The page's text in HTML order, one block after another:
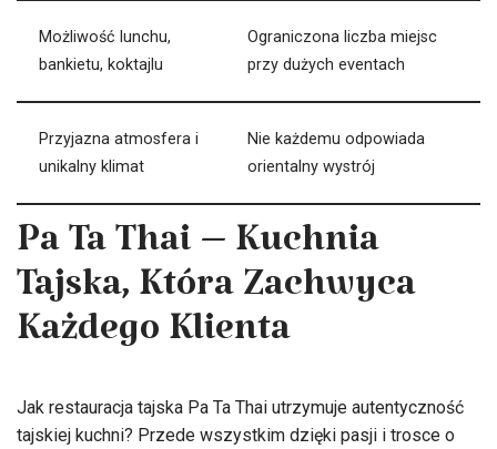
Możliwość lunchu,
bankietu, koktajlu
Ograniczona liczba miejsc
przy dużych eventach
Przyjazna atmosfera i
unikalny klimat
Nie każdemu odpowiada
orientalny wystrój
Pa Ta Thai – Kuchnia
Tajska, Która Zachwyca
Każdego Klienta
Jak restauracja tajska Pa Ta Thai utrzymuje autentyczność
tajskiej kuchni? Przede wszystkim dzięki pasji i trosce o